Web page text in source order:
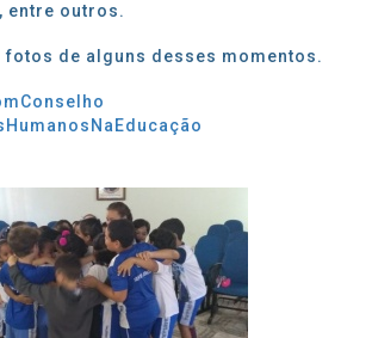
entre outros.
de alguns desses momentos.